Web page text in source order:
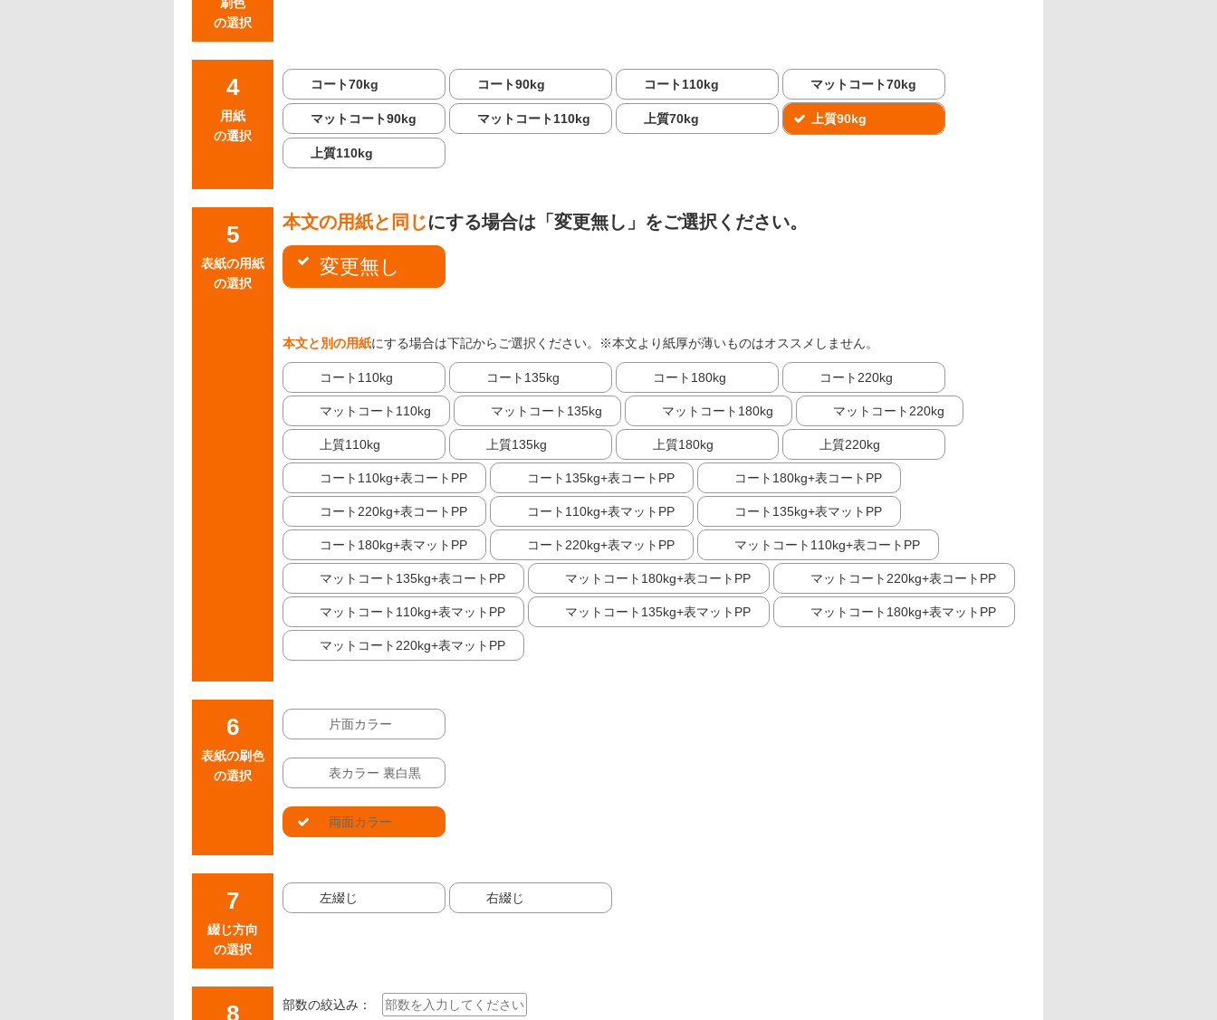
の選択
用紙
の選択
コート70kg コート90kg コート110kg マットコート70kg
マットコート90kg マットコート110kg 上質70kg 上質90kg
上質110kg
表紙の用紙
の選択
本文の用紙と同じにする場合は「変更無し」をご選択ください。
変更無し
本文と別の用紙にする場合は下記からご選択ください。※本文より紙厚が薄いものはオススメしません。
コート110kg コート135kg コート180kg コート220kg
マットコート110kg マットコート135kg マットコート180kg マットコート220kg
上質110kg 上質135kg 上質180kg 上質220kg
コート110kg+表コートPP コート135kg+表コートPP コート180kg+表コートPP
コート220kg+表コートPP コート110kg+表マットPP コート135kg+表マットPP
コート180kg+表マットPP コート220kg+表マットPP マットコート110kg+表コートPP
マットコート135kg+表コートPP マットコート180kg+表コートPP マットコート220kg+表コートPP
マットコート110kg+表マットPP マットコート135kg+表マットPP マットコート180kg+表マットPP
マットコート220kg+表マットPP
表紙の刷色
の選択
片面カラー
表カラー 裏白黒
両面カラー
綴じ方向
の選択
左綴じ 右綴じ
部数の絞込み：